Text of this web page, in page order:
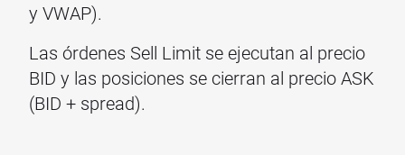
y VWAP).
Las órdenes Sell Limit se ejecutan al precio
BID y las posiciones se cierran al precio ASK
(BID + spread).